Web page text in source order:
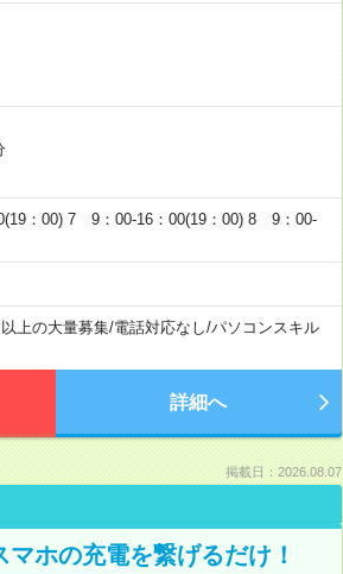
：00) 7 9：00-16：00(19：00) 8 9：00-
上の大量募集/電話対応なし/パソコンスキル
詳細へ
掲載日：2026.08.07
ホの充電を繋げるだけ！